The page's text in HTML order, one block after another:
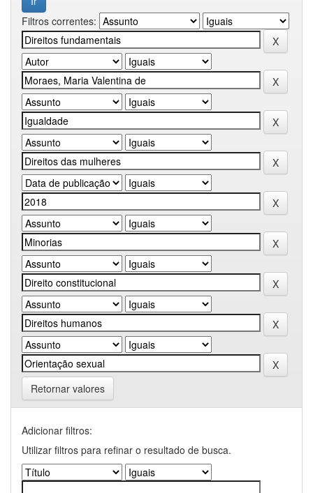
Filtros correntes:
Retornar valores
Adicionar filtros:
Utilizar filtros para refinar o resultado de busca.